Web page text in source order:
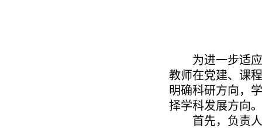
为进一步适
教师在党建、课
明确科研方向，
择学科发展方向
首先，负责